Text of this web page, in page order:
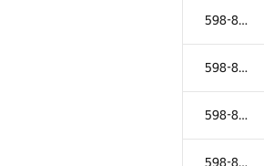
598-854
598-854
598-854
598-854